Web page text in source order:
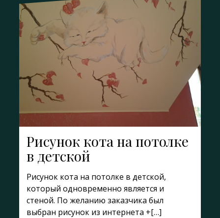
Рисунок кота на потолке
в детской
Рисунок кота на потолке в детской,
который одновременно является и
стеной. По желанию заказчика был
выбран рисунок из интернета +[…]